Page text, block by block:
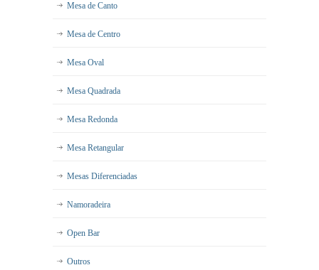
Mesa de Canto
Mesa de Centro
Mesa Oval
Mesa Quadrada
Mesa Redonda
Mesa Retangular
Mesas Diferenciadas
Namoradeira
Open Bar
Outros